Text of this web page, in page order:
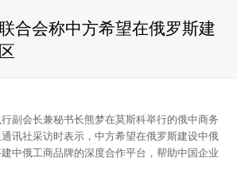
合会称中方希望在俄罗斯建
副会长兼秘书长熊梦在莫斯科举行的俄中商务
讯社采访时表示，中方希望在俄罗斯建设中俄
中俄工商品牌的深度合作平台，帮助中国企业